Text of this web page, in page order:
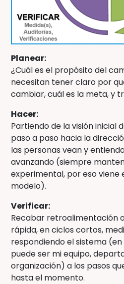
Planear:
¿Cuál es el propósito del
necesitan tener claro por
cambiar, cuál es la meta, y
Hacer:
Partiendo de la visión inicial
paso a paso hacia la
las personas vean y
avanzando (siempre
experimental, por eso viene
modelo).
Verificar:
Recabar retroalimentación
rápida, en ciclos cortos,
respondiendo el sistema
puede ser mi equipo,
organización) a los pasos
hasta el momento.